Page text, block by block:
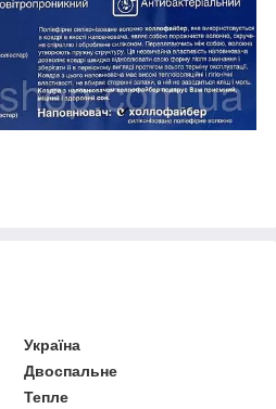
Україна
Двоспальне
Тепле